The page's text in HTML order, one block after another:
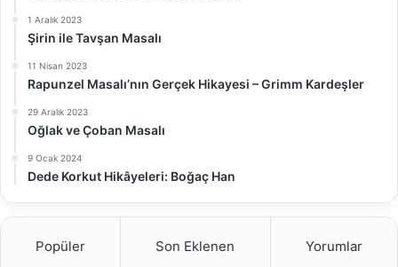
1 Aralık 2023
Şirin ile Tavşan Masalı
11 Nisan 2023
Rapunzel Masalı’nın Gerçek Hikayesi – Grimm Kardeşler
29 Aralık 2023
Oğlak ve Çoban Masalı
9 Ocak 2024
Dede Korkut Hikâyeleri: Boğaç Han
Popüler Son Eklenen Yorumlar